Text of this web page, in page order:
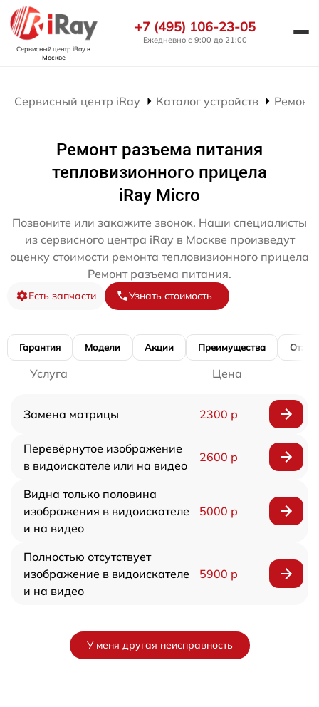
Сервисный центр iRayв
Москве
+7 (495) 106-23-05
Ежедневно с 9:00 до 21:00
Сервисный центр iRay Каталог устройств Ремонт
Ремонт разъема питания
тепловизионного прицела
iRay Micro
Позвоните или закажите звонок. Наши специалисты
из сервисного центра iRay в Москве произведут
оценку стоимости ремонта тепловизионного прицела
Ремонт разъема питания.
Есть запчасти Узнать стоимость
Гарантия Модели Акции Преимущества
Услуга Цена
Замена матрицы 2300 р
Перевёрнутое изображение
в видоискателе или на видео
2600 р
Видна только половина
изображения в видоискателе
и на видео
5000 р
Полностью отсутствует
изображение в видоискателе
и на видео
5900 р
У меня другая неисправность